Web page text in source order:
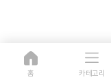
홈 카테고리